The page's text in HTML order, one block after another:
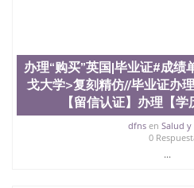
留服真实存档可查，存档。 2
（使馆认证），使馆网站真
真实可查认证办理，存档可
流程农业科学院、艺术与建
院、地球及物质科学院、教
与人类发展学院、信息工程
办理“购买”英国|毕业证#成
戈大学>复刻精仿//毕业证办
【留信认证】办理【
dfnsen Salud y
0
...